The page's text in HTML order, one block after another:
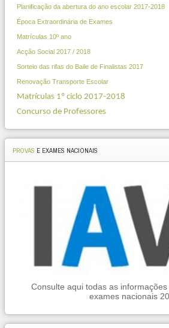
Planificação da abertura do ano escolar 2017-2018
Época Extraordinária de Exames
Matrículas 10º ano
Acção Social 2017 / 2018
Sorteio das rifas do Baile de Finalistas 2017
Renovação Transporte Escolar
Matrículas 1º ciclo 2017-2018
Concurso de Professores
PROVAS E EXAMES NACIONAIS
Consulte aqui todas as
exames nacionais